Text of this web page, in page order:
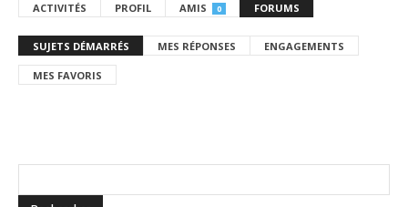
ACTIVITÉS PROFIL AMIS 0 FORUMS
SUJETS DÉMARRÉS MES RÉPONSES ENGAGEMENTS
MES FAVORIS